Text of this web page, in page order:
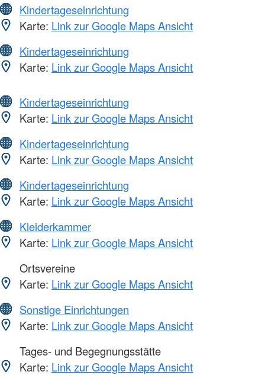
Kindertageseinrichtung
Karte: Link zur Google Maps Ansicht
Kindertageseinrichtung
Karte: Link zur Google Maps Ansicht
Kindertageseinrichtung
Karte: Link zur Google Maps Ansicht
Kindertageseinrichtung
Karte: Link zur Google Maps Ansicht
Kindertageseinrichtung
Karte: Link zur Google Maps Ansicht
Kleiderkammer
Karte: Link zur Google Maps Ansicht
Ortsvereine
Karte: Link zur Google Maps Ansicht
Sonstige Einrichtungen
Karte: Link zur Google Maps Ansicht
Tages- und Begegnungsstätte
Karte: Link zur Google Maps Ansicht